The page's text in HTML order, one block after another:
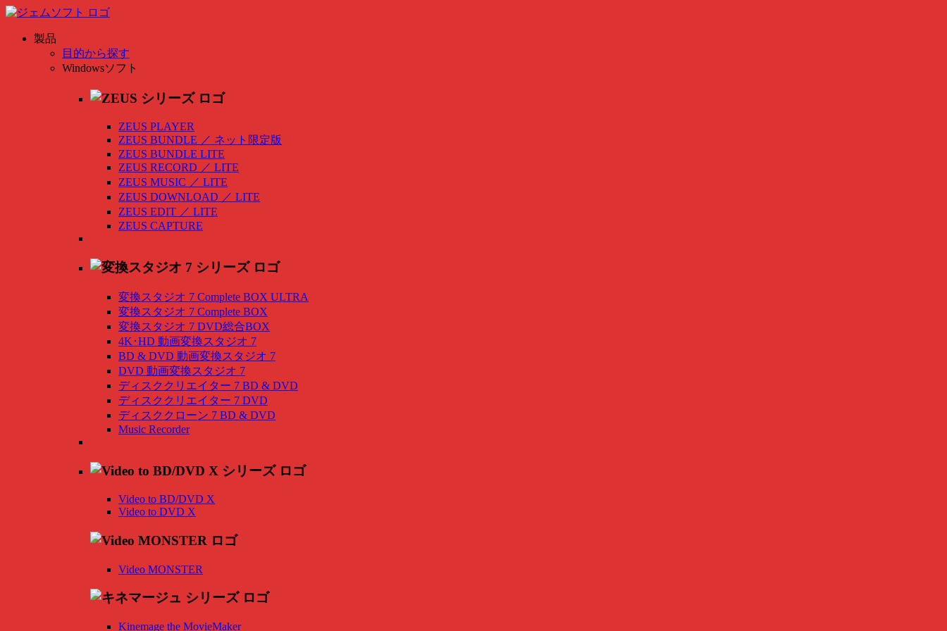
製品
目的から探す
Windowsソフト
ZEUS PLAYER
ZEUS BUNDLE ／ ネット限定版
ZEUS BUNDLE LITE
ZEUS RECORD ／ LITE
ZEUS MUSIC ／ LITE
ZEUS DOWNLOAD ／ LITE
ZEUS EDIT ／ LITE
ZEUS CAPTURE
変換スタジオ 7 Complete BOX ULTRA
変換スタジオ 7 Complete BOX
変換スタジオ 7 DVD総合BOX
4K･HD 動画変換スタジオ 7
BD & DVD 動画変換スタジオ 7
DVD 動画変換スタジオ 7
ディスククリエイター 7 BD & DVD
ディスククリエイター 7 DVD
ディスククローン 7 BD & DVD
Music Recorder
Video to BD/DVD X
Video to DVD X
Video MONSTER
Kinemage the MovieMaker